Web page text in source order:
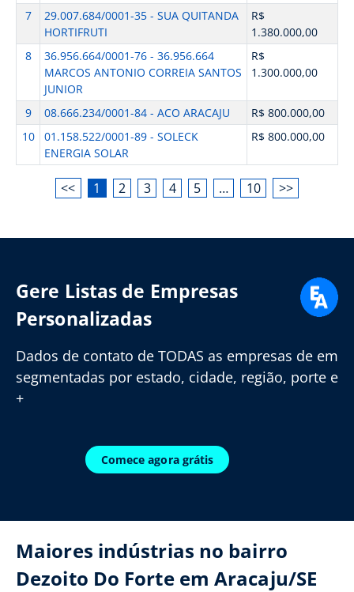
7
29.007.684/0001-35 - SUA QUITANDA
HORTIFRUTI
R$
1.380.000,00
8
36.956.664/0001-76 - 36.956.664
MARCOS ANTONIO CORREIA SANTOS
JUNIOR
R$
1.300.000,00
9 08.666.234/0001-84 - ACO ARACAJU
R$ 800.000,00
10
01.158.522/0001-89 - SOLECK
ENERGIA SOLAR
R$ 800.000,00
<< 1 2 3 4 5 … 10 >>
Gere Listas de Empresas
Personalizadas
Dados de contato de TODAS as empresas de em
segmentadas por estado, cidade, região, porte e
+
Comece agora grátis
Maiores indústrias no bairro
Dezoito Do Forte em Aracaju/SE